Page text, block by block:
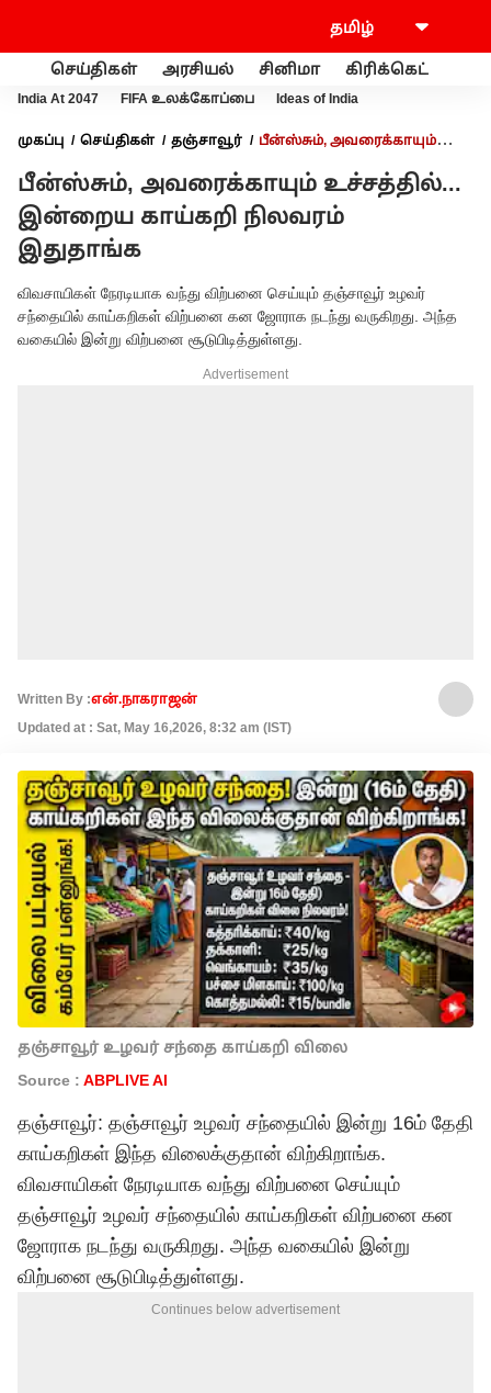
செய்திகள் அரசியல் சினிமா கிரிக்கெட்
India At 2047 FIFA உலக்கோப்பை Ideas of India
முகப்பு செய்திகள் தஞ்சாவூர்
பீன்ஸ்சும், அவரைக்காயும்
பீன்ஸ்சும், அவரைக்காயும் உச்சத்தில்...
இன்றைய காய்கறி நிலவரம்
இதுதாங்க
விவசாயிகள் நேரடியாக வந்து விற்பனை செய்யும் தஞ்சாவூர் உழவர்
சந்தையில் காய்கறிகள் விற்பனை கன ஜோராக நடந்து வருகிறது. அந்த
வகையில் இன்று விற்பனை சூடுபிடித்துள்ளது.
Advertisement
Written By :என்.நாகராஜன்
Updated at : Sat, May 16,2026, 8:32 am (IST)
தஞ்சாவூர் உழவர் சந்தை காய்கறி விலை
Source : ABPLIVE AI
தஞ்சாவூர்: தஞ்சாவூர் உழவர் சந்தையில் இன்று 16ம் தேதி
காய்கறிகள் இந்த விலைக்குதான் விற்கிறாங்க.
விவசாயிகள் நேரடியாக வந்து விற்பனை செய்யும்
தஞ்சாவூர் உழவர் சந்தையில் காய்கறிகள் விற்பனை கன
ஜோராக நடந்து வருகிறது. அந்த வகையில் இன்று
விற்பனை சூடுபிடித்துள்ளது.
Continues below advertisement